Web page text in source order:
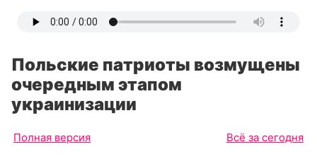
Польские патриоты возмущены
очередным этапом
украинизации
Полная версия Всё за сегодня